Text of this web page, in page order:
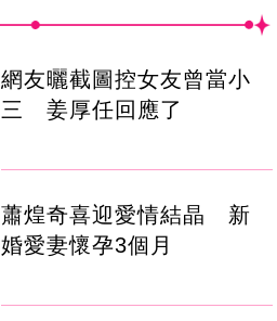
網友曬截圖控女友曾當小
三 姜厚任回應了
蕭煌奇喜迎愛情結晶 新
婚愛妻懷孕3個月